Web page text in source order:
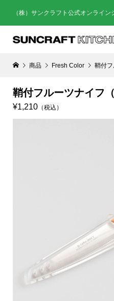
（株）サンクラフト公式オンライン
商品 Fresh Color 鞘付フ
鞘付フルーツナイフ
¥1,210（税込）